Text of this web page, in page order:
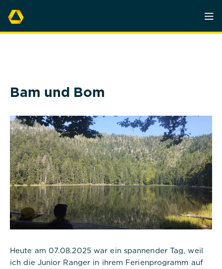
Bam und Bom
Heute am 07.08.2025 war ein spannender Tag, weil
ich die Junior Ranger in ihrem Ferienprogramm auf